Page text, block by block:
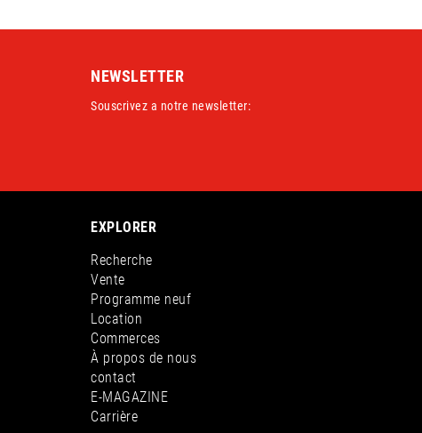
NEWSLETTER
Souscrivez a notre newsletter:
EXPLORER
Recherche
Vente
Programme neuf
Location
Commerces
À propos de nous
contact
E-MAGAZINE
Carrière